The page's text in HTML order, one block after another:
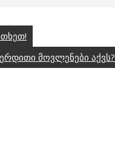
მოვლენები აქვს?